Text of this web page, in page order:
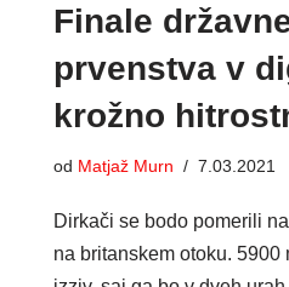
Finale
prvenstva v
krožno
od Matjaž Murn 7.03.2021
Dirkači se bodo pomerili
na britanskem otoku. 5900